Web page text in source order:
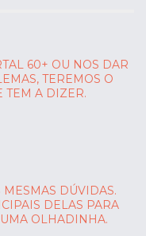
60+ OU NOS DAR
TEREMOS O
TEM A DIZER.
MESMAS DÚVIDAS.
DELAS PARA
OLHADINHA.